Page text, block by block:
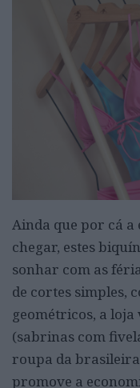
Ainda que por cá
chegar, estes
sonhar com as
de cortes simples,
geométricos, a
(sabrinas com
roupa da
promove a